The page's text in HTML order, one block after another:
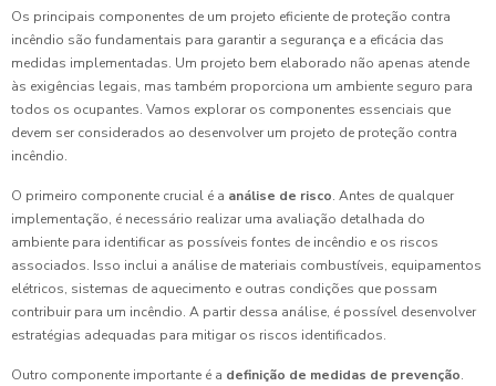
Os principais componentes de um projeto eficiente de proteção contra
incêndio são fundamentais para garantir a segurança e a eficácia das
medidas implementadas. Um projeto bem elaborado não apenas atende
às exigências legais, mas também proporciona um ambiente seguro para
todos os ocupantes. Vamos explorar os componentes essenciais que
devem ser considerados ao desenvolver um projeto de proteção contra
incêndio.
O primeiro componente crucial é a análise de risco. Antes de qualquer
implementação, é necessário realizar uma avaliação detalhada do
ambiente para identificar as possíveis fontes de incêndio e os riscos
associados. Isso inclui a análise de materiais combustíveis, equipamentos
elétricos, sistemas de aquecimento e outras condições que possam
contribuir para um incêndio. A partir dessa análise, é possível desenvolver
estratégias adequadas para mitigar os riscos identificados.
Outro componente importante é a definição de medidas de prevenção.